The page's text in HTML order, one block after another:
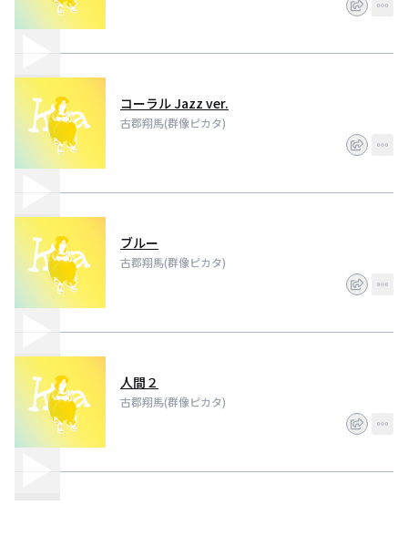
コーラル Jazz ver.
古郡翔馬(群像ピカタ)
ブルー
古郡翔馬(群像ピカタ)
人間２
古郡翔馬(群像ピカタ)